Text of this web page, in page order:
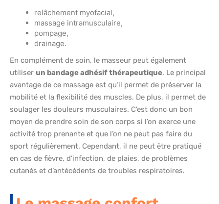
relâchement myofacial,
massage intramusculaire,
pompage,
drainage.
En complément de soin, le masseur peut également
utiliser un bandage adhésif thérapeutique. Le principal
avantage de ce massage est qu’il permet de préserver la
mobilité et la flexibilité des muscles. De plus, il permet de
soulager les douleurs musculaires. C’est donc un bon
moyen de prendre soin de son corps si l’on exerce une
activité trop prenante et que l’on ne peut pas faire du
sport régulièrement. Cependant, il ne peut être pratiqué
en cas de fièvre, d’infection, de plaies, de problèmes
cutanés et d’antécédents de troubles respiratoires.